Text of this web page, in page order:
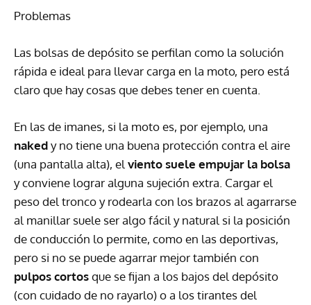
Problemas
Las bolsas de depósito se perfilan como la solución
rápida e ideal para llevar carga en la moto, pero está
claro que hay cosas que debes tener en cuenta.
En las de imanes, si la moto es, por ejemplo, una
nakedy no tiene una buena protección contra el aire
(una pantalla alta), el viento suele empujar la bolsa
y conviene lograr alguna sujeción extra. Cargar el
peso del tronco y rodearla con los brazos al agarrarse
al manillar suele ser algo fácil y natural si la posición
de conducción lo permite, como en las deportivas,
pero si no se puede agarrar mejor también con
pulpos cortosque se fijan a los bajos del depósito
(con cuidado de no rayarlo) o a los tirantes del